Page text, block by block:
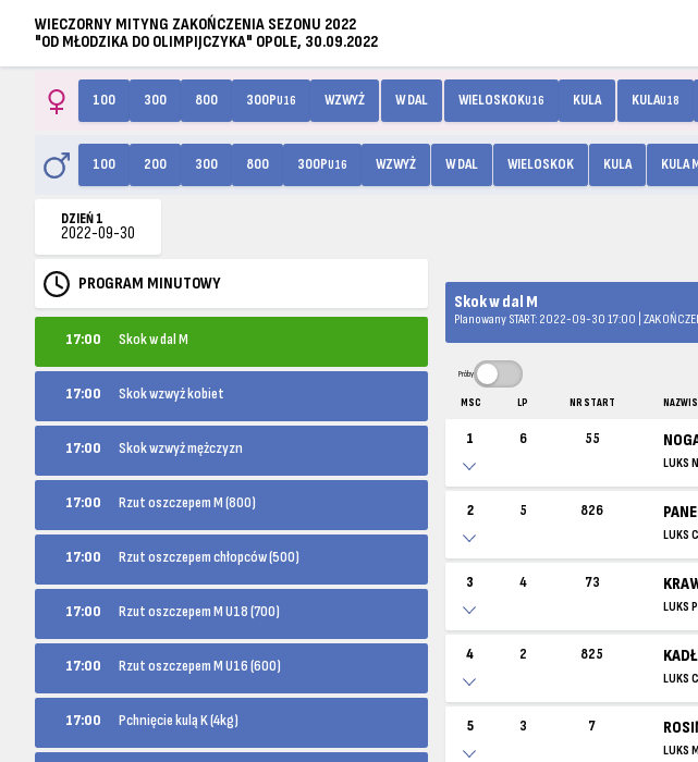
WIECZORNY MITYNG ZAKOŃCZENIA SEZONU 2022
"OD MŁODZIKA DO OLIMPIJCZYKA" OPOLE, 30.09.2022
100 300 800 300PU16 WZWYŻ W DAL WIELOSKOKU16 KULA KULAU18
100 200 300 800 300PU16 WZWYŻ W DAL WIELOSKOK KULA KULA
DZIEŃ 1
2022-09-30
PROGRAM MINUTOWY
17:00 Skok w dal M
17:00 Skok wzwyż kobiet
17:00 Skok wzwyż mężczyzn
17:00 Rzut oszczepem M (800)
17:00 Rzut oszczepem chłopców (500)
17:00 Rzut oszczepem M U18 (700)
17:00 Rzut oszczepem M U16 (600)
17:00 Pchnięcie kulą K (4kg)
Skok w dal M
Planowany START: 2022-09-30 17:00 |
Próby
MSC LP NR START
1 6 55
LUKS
2 5 826
LUKS
3 4 73
LUKS
4 2 825
LUKS
5 3 7
LUKS